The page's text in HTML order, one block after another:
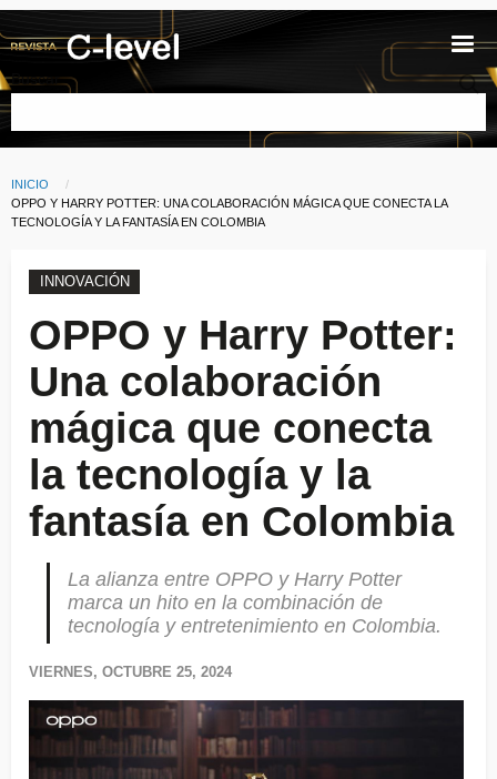
Pasar al contenido principal
Buscar
Ruta de navegación
INICIO
CURRENT:
OPPO Y HARRY POTTER: UNA COLABORACIÓN MÁGICA QUE CONECTA LA
TECNOLOGÍA Y LA FANTASÍA EN COLOMBIA
INNOVACIÓN
OPPO y Harry Potter:
Una colaboración
mágica que conecta
la tecnología y la
fantasía en Colombia
La alianza entre OPPO y Harry Potter
marca un hito en la combinación de
tecnología y entretenimiento en Colombia.
VIERNES, OCTUBRE 25, 2024